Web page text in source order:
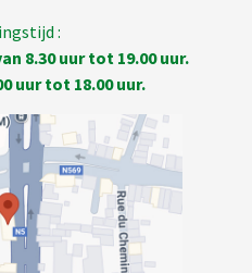
:
8.30 uur tot 19.00 uur.
uur tot 18.00 uur.